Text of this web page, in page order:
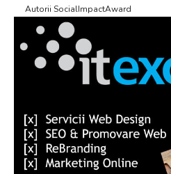
Autorii SocialImpactAward